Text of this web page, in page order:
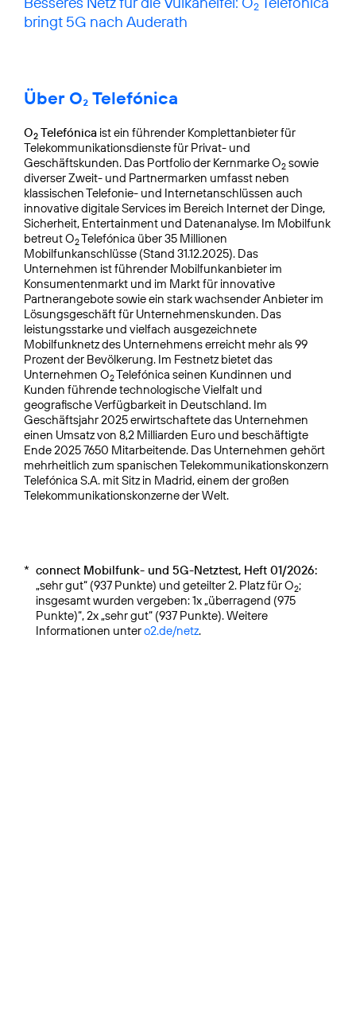
2
bringt 5G nach Auderath
Über O₂ Telefónica
O2 Telefónica ist ein führender Komplettanbieter für
Telekommunikationsdienste für Privat- und
Geschäftskunden. Das Portfolio der Kernmarke O2 sowie
diverser Zweit- und Partnermarken umfasst neben
klassischen Telefonie- und Internetanschlüssen auch
innovative digitale Services im Bereich Internet der Dinge,
Sicherheit, Entertainment und Datenanalyse. Im Mobilfunk
betreut O2Telefónica über 35 Millionen
Mobilfunkanschlüsse (Stand 31.12.2025). Das
Unternehmen ist führender Mobilfunkanbieter im
Konsumentenmarkt und im Markt für innovative
Partnerangebote sowie ein stark wachsender Anbieter im
Lösungsgeschäft für Unternehmenskunden. Das
leistungsstarke und vielfach ausgezeichnete
Mobilfunknetz des Unternehmens erreicht mehr als 99
Prozent der Bevölkerung. Im Festnetz bietet das
Unternehmen O2Telefónica seinen Kundinnen und
Kunden führende technologische Vielfalt und
geografische Verfügbarkeit in Deutschland. Im
Geschäftsjahr 2025 erwirtschaftete das Unternehmen
einen Umsatz von 8,2 Milliarden Euro und beschäftigte
Ende 2025 7650 Mitarbeitende. Das Unternehmen gehört
mehrheitlich zum spanischen Telekommuni­kationskonzern
Telefónica S.A. mit Sitz in Madrid, einem der großen
Telekommunikationskonzerne der Welt.
* connect Mobilfunk- und 5G-Netztest, Heft 01/2026:
„sehr gut“ (937 Punkte) und geteilter 2. Platz für O2;
insgesamt wurden vergeben: 1x „überragend (975
Punkte)“, 2x „sehr gut“ (937 Punkte). Weitere
Informationen untero2.de/netz.